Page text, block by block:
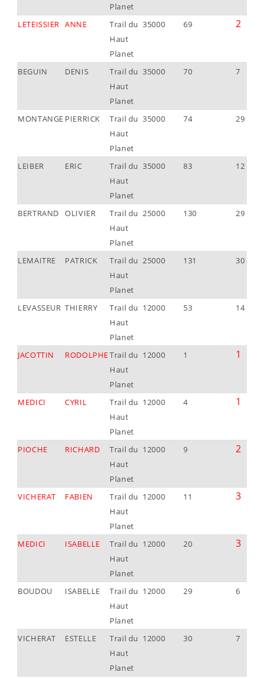
Planet
LETEISSIER ANNE
Trail du
Haut
Planet
35000 69 2
BEGUIN DENIS
Trail du
Haut
Planet
35000 70 7
MONTANGE PIERRICK
Trail du
Haut
Planet
35000 74 29
LEIBER ERIC
Trail du
Haut
Planet
35000 83 12
BERTRAND OLIVIER
Trail du
Haut
Planet
25000 130 29
LEMAITRE PATRICK
Trail du
Haut
Planet
25000 131 30
LEVASSEUR THIERRY
Trail du
Haut
Planet
12000 53 14
JACOTTIN RODOLPHETrail du
Haut
Planet
12000 1 1
MEDICI CYRIL
Trail du
Haut
Planet
12000 4 1
PIOCHE RICHARD
Trail du
Haut
Planet
12000 9 2
VICHERAT FABIEN
Trail du
Haut
Planet
12000 11 3
MEDICI ISABELLE
Trail du
Haut
Planet
12000 20 3
BOUDOU ISABELLE
Trail du
Haut
Planet
12000 29 6
VICHERAT ESTELLE
Trail du
Haut
Planet
12000 30 7